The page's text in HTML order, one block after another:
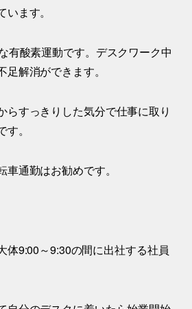
ます。
有酸素運動です。デスクワーク中
解消ができます。
らすっきりした気分で仕事に取り
。
通勤はお勧めです。
体9:00～9:30の間に出社する社員